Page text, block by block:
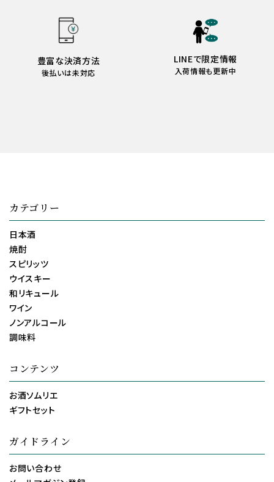
豊富な決済方法
後払いは未対応
LINEで限定情報
入荷情報も更新中
カテゴリー
日本酒
焼酎
スピリッツ
ウイスキー
和リキュール
ワイン
ノンアルコール
調味料
コンテンツ
お酒ソムリエ
ギフトセット
ガイドライン
お問い合わせ